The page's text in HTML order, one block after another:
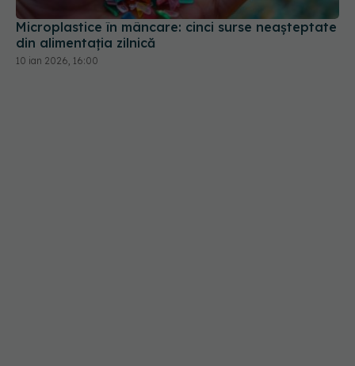
Microplastice în mâncare: cinci surse neașteptate
din alimentația zilnică
10 ian 2026, 16:00